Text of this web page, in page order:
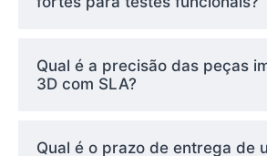
SLA
Precisão e
incomparáveis
Qual é a precisão das peças
3D com SLA?
Qual é o prazo de entrega de